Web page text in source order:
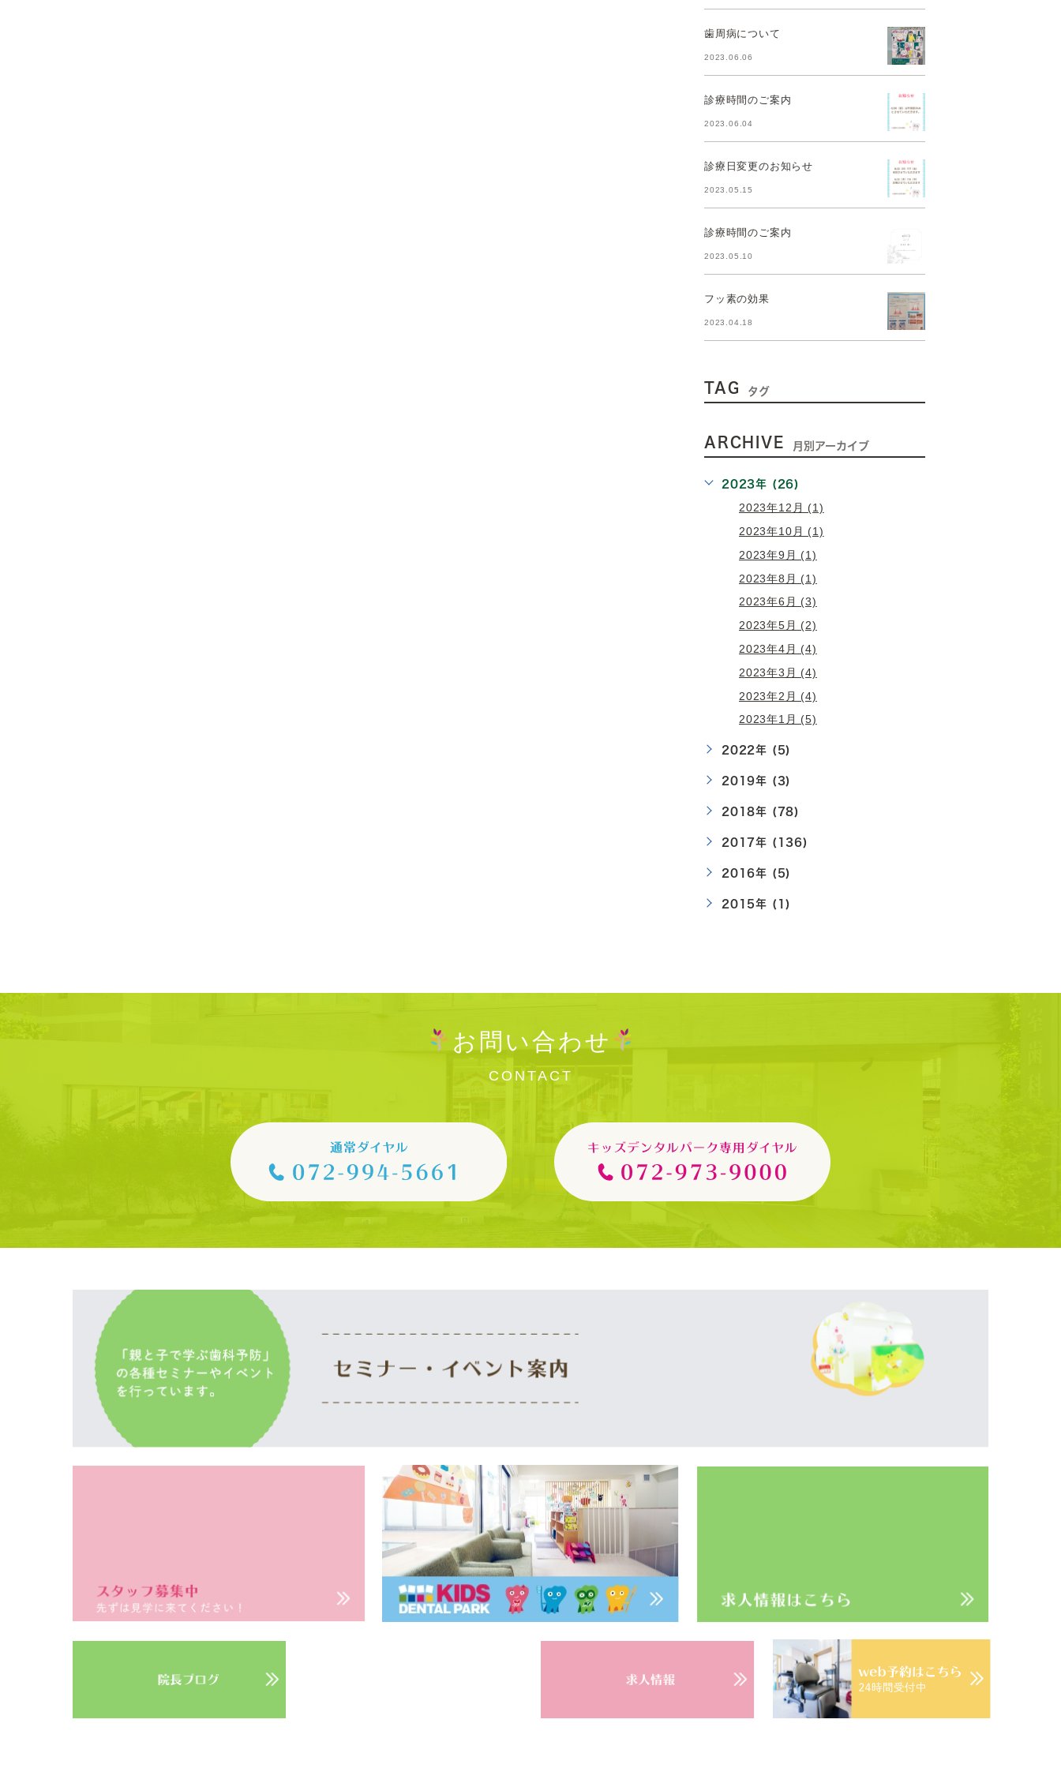
歯周病について
2023.06.06
診療時間のご案内
2023.06.04
診療日変更のお知らせ
2023.05.15
診療時間のご案内
2023.05.10
フッ素の効果
2023.04.18
TAG タグ
ARCHIVE 月別アーカイブ
2023年 (26)
2023年12月 (1)
2023年10月 (1)
2023年9月 (1)
2023年8月 (1)
2023年6月 (3)
2023年5月 (2)
2023年4月 (4)
2023年3月 (4)
2023年2月 (4)
2023年1月 (5)
2022年 (5)
2019年 (3)
2018年 (78)
2017年 (136)
2016年 (5)
2015年 (1)
お問い合わせ
CONTACT